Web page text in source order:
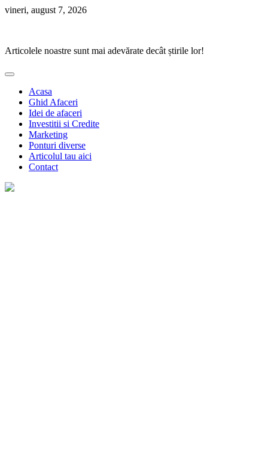
Skip
vineri, august 7, 2026
Articolele noastre sunt mai adevărate decât știrile lor!
Acasa
Ghid Afaceri
Idei de afaceri
Investitii si Credite
Marketing
Ponturi diverse
Articolul tau aici
Contact